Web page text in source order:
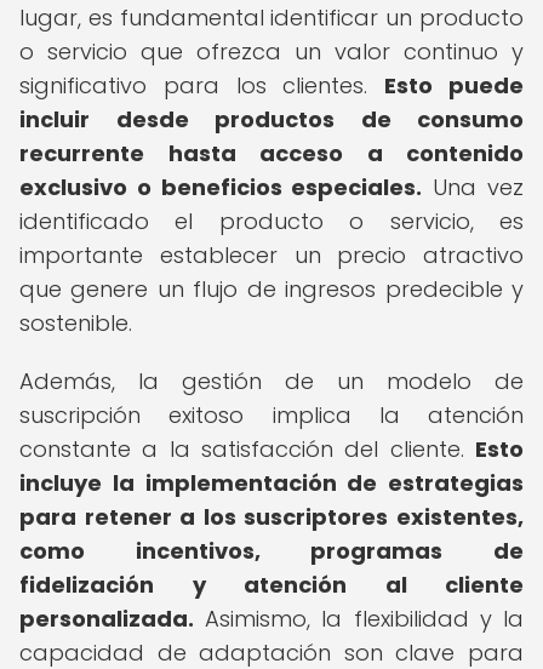
lugar, es fundamental identificar un producto
o servicio que ofrezca un valor continuo y
significativo para los clientes. Esto puede
incluir desde productos de consumo
recurrente hasta acceso a contenido
exclusivo o beneficios especiales. Una vez
identificado el producto o servicio, es
importante establecer un precio atractivo
que genere un flujo de ingresos predecible y
sostenible.
Además, la gestión de un modelo de
suscripción exitoso implica la atención
constante a la satisfacción del cliente. Esto
incluye la implementación de estrategias
para retener a los suscriptores existentes,
como incentivos, programas de
fidelización y atención al cliente
personalizada. Asimismo, la flexibilidad y la
capacidad de adaptación son clave para